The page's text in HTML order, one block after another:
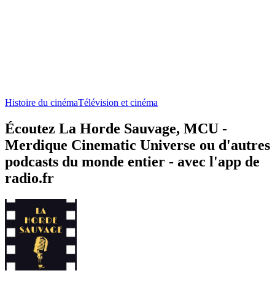
Histoire du cinémaTélévision et cinéma
Écoutez La Horde Sauvage, MCU -
Merdique Cinematic Universe ou d'autres
podcasts du monde entier - avec l'app de
radio.fr